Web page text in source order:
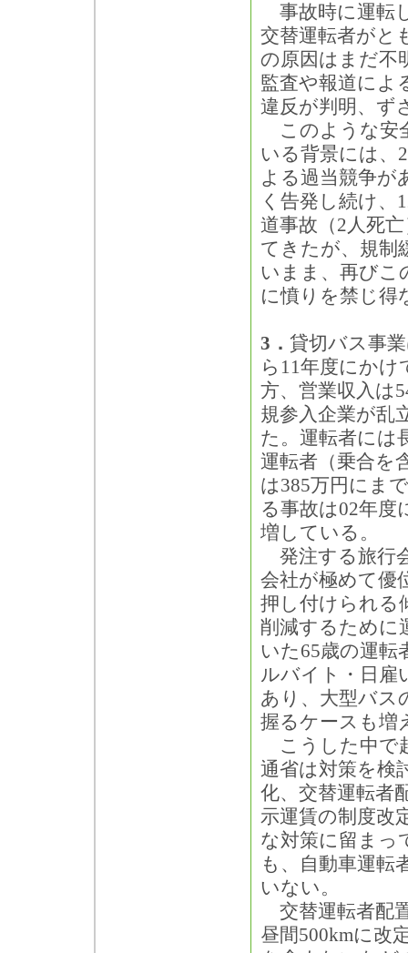
事故時に運転
交替運転者がと
の原因はまだ不
監査や報道によ
違反が判明、ず
このような安
いる背景には、
よる過当競争が
く告発し続け、
道事故（2人死
てきたが、規制
いまま、再びこ
に憤りを禁じ得
3． 貸切バス事
ら11年度にかけ
方、営業収入は
規参入企業が乱
た。運転者には
運転者（乗合を
は385万円にま
る事故は02年度
増している。
発注する旅行
会社が極めて優
押し付けられる
削減するために
いた65歳の運転
ルバイト・日雇
あり、大型バス
握るケースも増
こうした中で
通省は対策を検
化、交替運転者
示運賃の制度改
な対策に留まっ
も、自動車運転
いない。
交替運転者配
昼間500kmに改